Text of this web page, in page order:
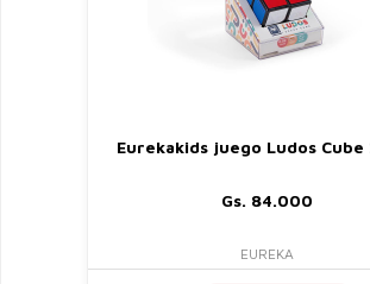
Eurekakids juego Ludos Cube
Gs. 84.000
EUREKA